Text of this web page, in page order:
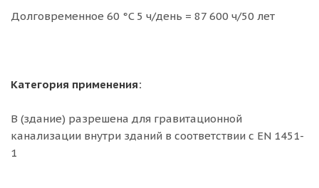
Долговременное 60 °C 5 ч/день = 87 600 ч/50 лет
Категория применения:
B (здание) разрешена для гравитационной
канализации внутри зданий в соответствии с EN 1451-
1